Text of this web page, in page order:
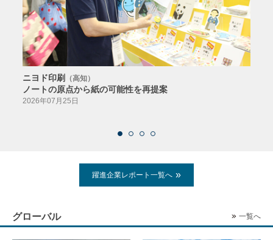
ニヨド印刷 （高知）
ノートの原点から紙の可能性を再提案
2026年07月25日
躍進企業レポート一覧へ
グローバル 一覧へ